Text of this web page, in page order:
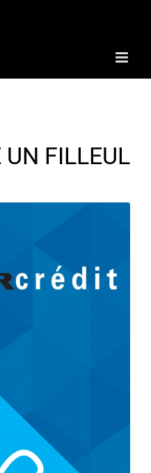
UN FILLEUL